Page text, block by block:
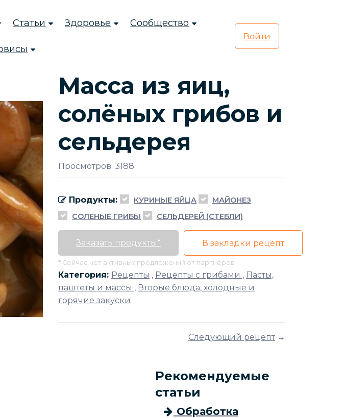
Статьи Здоровье Сообщество
Войти
Масса из яиц,
солёных грибов и
сельдерея
Просмотров: 3188
Продукты: КУРИНЫЕ ЯЙЦА
МАЙОНЕЗ
СОЛЕНЫЕ ГРИБЫ
СЕЛЬДЕРЕЙ (СТЕБЛИ)
Заказать продукты* В закладки рецепт
* Сейчас нет активных предложений от партнёров
Категория: Рецепты , Рецепты с грибами , Пасты,
паштеты и массы , Вторые блюда, холодные и
горячие закуски
Следующий рецепт→
Рекомендуемые
статьи
Обработка